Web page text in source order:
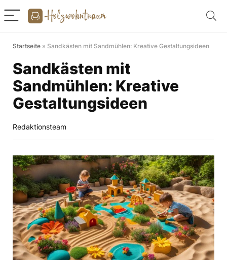
Startseite » Sandkästen mit Sandmühlen: Kreative Gestaltungsideen
Sandkästen mit
Sandmühlen: Kreative
Gestaltungsideen
Redaktionsteam